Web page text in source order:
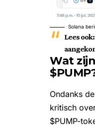
Solana
Lees ook:
Wat
Ondanks
kritisch
$PUMP-